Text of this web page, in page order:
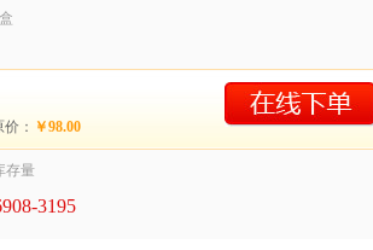
价： ￥98.00
存量
3195